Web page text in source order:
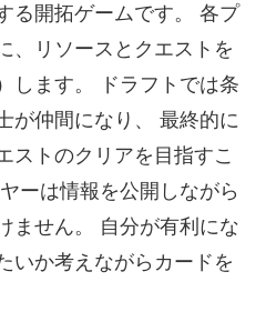
る開拓ゲームです。 各プ
、リソースとクエストを
します。 ドラフトでは条
が仲間になり、 最終的に
ストのクリアを目指すこ
ーは情報を公開しながら
ません。 自分が有利にな
いか考えながらカードを